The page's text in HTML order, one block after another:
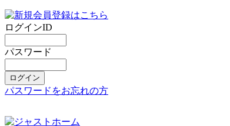
ログインID
パスワード
パスワードをお忘れの方